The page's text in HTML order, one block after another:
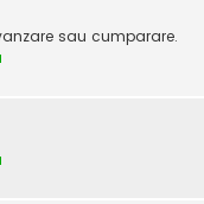
sau cumparare.